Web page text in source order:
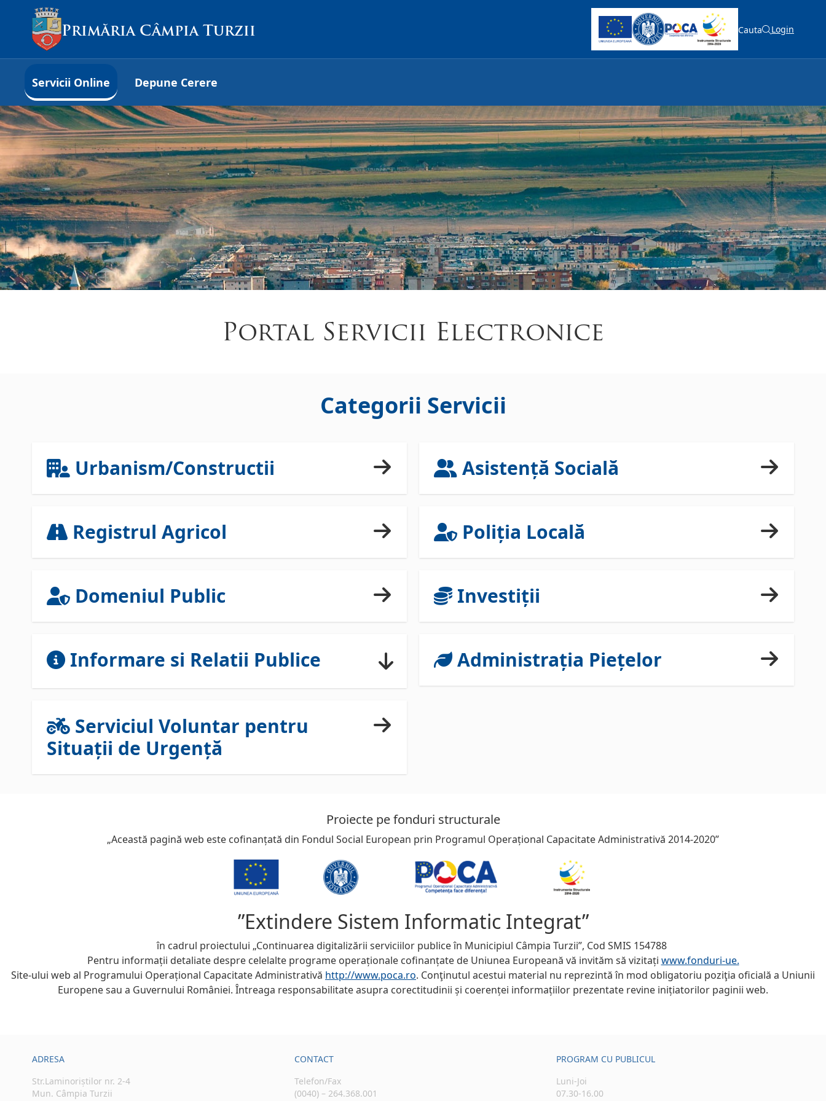
Primăria Câmpia Turzii Cauta Login
Servicii Online Depune Cerere
Portal Servicii Electronice
Categorii Servicii
Urbanism/Constructii Asistență Socială
Registrul Agricol Poliția Locală
Domeniul Public Investiții
Informare si Relatii Publice Administrația Piețelor
Serviciul Voluntar pentru
Situații de Urgență
Proiecte pe fonduri structurale
„Această pagină web este cofinanțată din Fondul Social European prin Programul Operațional Capacitate Administrativă 2014-2020”
”Extindere Sistem Informatic Integrat”
în cadrul proiectului „Continuarea digitalizării serviciilor publice în Municipiul Câmpia Turzii”, Cod SMIS 154788
Pentru informații detaliate despre celelalte programe operaționale cofinanțate de Uniunea Europeană vă invităm să vizitați www.fonduri-ue.
Site-ului web al Programului Operațional Capacitate Administrativă http://www.poca.ro. Conţinutul acestui material nu reprezintă în mod obligatoriu poziţia oficială a Uniunii
Europene sau a Guvernului României. Întreaga responsabilitate asupra corectitudinii și coerenței informațiilor prezentate revine inițiatorilor paginii web.
ADRESA
Str.Laminoriștilor nr. 2-4
Mun. Câmpia Turzii
CONTACT
Telefon/Fax
(0040) – 264.368.001
PROGRAM CU PUBLICUL
Luni-Joi
07.30-16.00